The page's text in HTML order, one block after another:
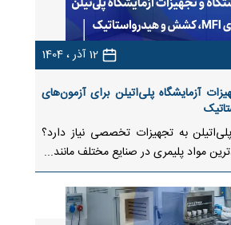
12 آذر ، 1404
و تجهیزات آزمایشگاه پلی‌اتیلن برای آزمون‌های
به تجهیزات تخصصی نیاز دارد؟
مواد پلیمری در صنایع مختلف مانند...